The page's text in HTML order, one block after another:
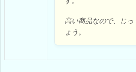
高い商品なので、じっ
ょう。